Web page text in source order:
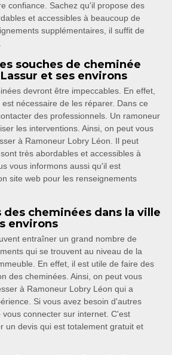
confiance. Sachez qu'il propose des
et accessibles à beaucoup de
supplémentaires, il suffit de
souches de cheminée
et ses environs
devront être impeccables. En effet,
nécessaire de les réparer. Dans ce
des professionnels. Un ramoneur
les interventions. Ainsi, on peut vous
à Ramoneur Lobry Léon. Il peut
très abordables et accessibles à
vous informons aussi qu'il est
site web pour les renseignements
des cheminées dans la ville
environs
entraîner un grand nombre de
qui se trouvent au niveau de la
En effet, il est utile de faire des
des cheminées. Ainsi, on peut vous
à Ramoneur Lobry Léon qui a
Si vous avez besoin d'autres
connecter sur internet. C'est
un devis qui est totalement gratuit et